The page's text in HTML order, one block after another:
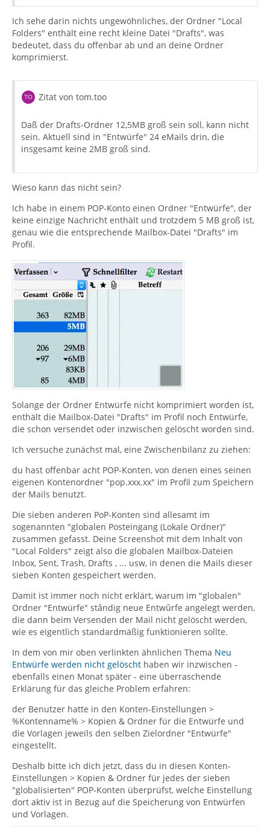
Ich sehe darin nichts ungewöhnliches, der Ordner "Local
Folders" enthält eine recht kleine Datei "Drafts", was
bedeutet, dass du offenbar ab und an deine Ordner
komprimierst.
Zitat von tom.too
Daß der Drafts-Ordner 12,5MB groß sein soll, kann nicht
sein. Aktuell sind in "Entwürfe" 24 eMails drin, die
insgesamt keine 2MB groß sind.
Wieso kann das nicht sein?
Ich habe in einem POP-Konto einen Ordner "Entwürfe", der
keine einzige Nachricht enthält und trotzdem 5 MB groß ist,
genau wie die entsprechende Mailbox-Datei "Drafts" im
Profil.
Solange der Ordner Entwürfe nicht komprimiert worden ist,
enthält die Mailbox-Datei "Drafts" im Profil noch Entwürfe,
die schon versendet oder inzwischen gelöscht worden sind.
Ich versuche zunächst mal, eine Zwischenbilanz zu ziehen:
du hast offenbar acht POP-Konten, von denen eines seinen
eigenen Kontenordner "pop.xxx.xx" im Profil zum Speichern
der Mails benutzt.
Die sieben anderen PoP-Konten sind allesamt im
sogenannten "globalen Posteingang (Lokale Ordner)"
zusammen gefasst. Deine Screenshot mit dem Inhalt von
"Local Folders" zeigt also die globalen Mailbox-Dateien
Inbox, Sent, Trash, Drafts , ... usw, in denen die Mails dieser
sieben Konten gespeichert werden.
Damit ist immer noch nicht erklärt, warum im "globalen"
Ordner "Entwürfe" stândig neue Entwûrfe angelegt werden,
die dann beim Versenden der Mail nicht gelöscht werden,
wie es eigentlich standardmäßig funktionieren sollte.
In dem von mir oben verlinkten ähnlichen Thema Neu
Entwürfe werden nicht gelöscht haben wir inzwischen -
ebenfalls einen Monat später - eine überraschende
Erklärung für das gleiche Problem erfahren:
der Benutzer hatte in den Konten-Einstellungen >
%Kontenname% > Kopien & Ordner für die Entwürfe und
die Vorlagen jeweils den selben Zielordner "Entwürfe"
eingestellt.
Deshalb bitte ich dich jetzt, dass du in diesen Konten-
Einstellungen > Kopien & Ordner für jedes der sieben
"globalisierten" POP-Konten überprüfst, welche Einstellung
dort aktiv ist in Bezug auf die Speicherung von Entwürfen
und Vorlagen.